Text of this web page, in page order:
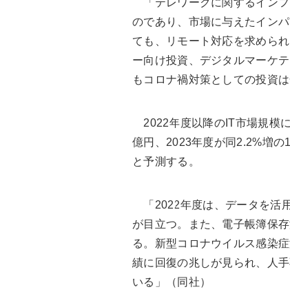
「テレワークに関するイン
のであり、市場に与えたイン
ても、リモート対応を求めら
ー向け投資、デジタルマーケ
もコロナ禍対策としての投資
2022年度以降のIT市場規模
億円、2023年度が同2.2%増の
と予測する。
「2022年度は、データを活
が目立つ。また、電子帳簿保
る。新型コロナウイルス感染
績に回復の兆しが見られ、人
いる」（同社）